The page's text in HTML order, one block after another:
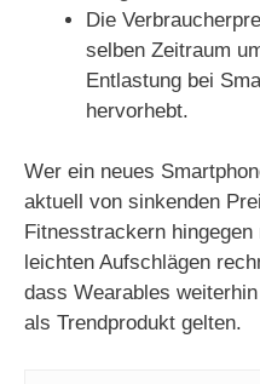
Die
selben Zeitraum
Entlastung bei
hervorhebt.
Wer ein neues
aktuell von sinkenden
Fitnesstrackern
leichten Aufschlägen
dass Wearables
als Trendprodukt gelten.